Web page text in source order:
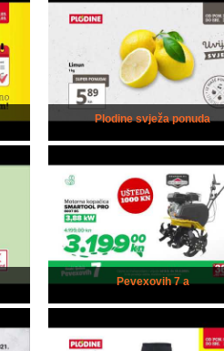
Plodine svježa ponuda
Pevexovih 7 a